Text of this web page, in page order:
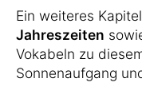
Ein weiteres
Jahreszeiten
Vokabeln zu
Sonnenaufgang